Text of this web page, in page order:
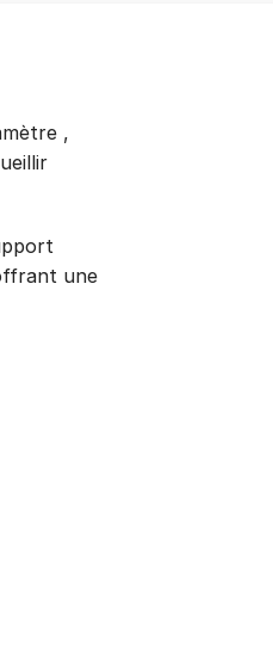
,
une